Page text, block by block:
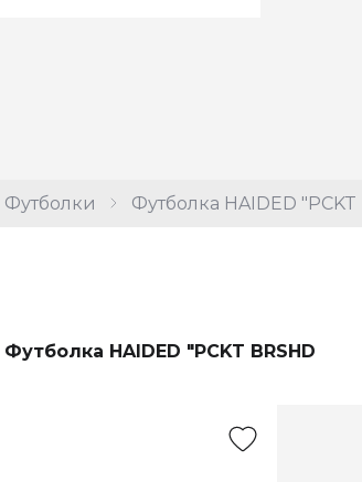
Футболки Футболка HAIDED
Футболка HAIDED "PCKT BRSHD